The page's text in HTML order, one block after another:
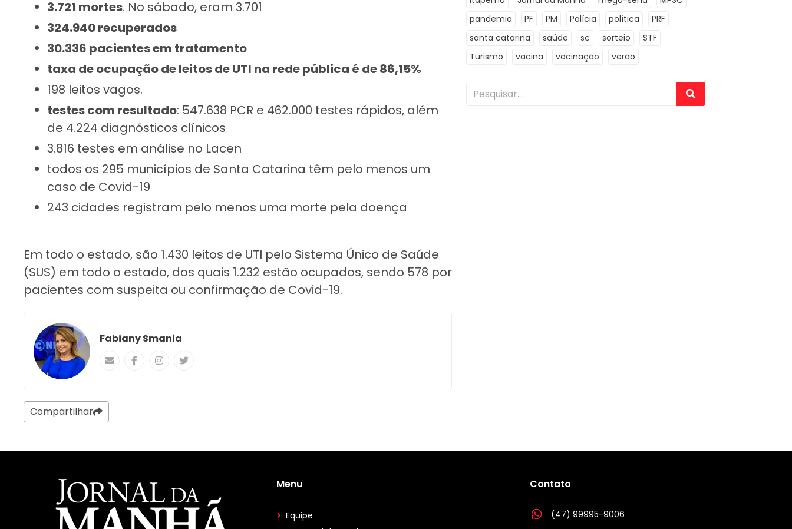
3.721 mortes. No sábado, eram 3.701
324.940 recuperados
30.336 pacientes em tratamento
taxa de ocupação de leitos de UTI na rede pública é de 86,15%
198 leitos vagos.
testes com resultado: 547.638 PCR e 462.000 testes rápidos, além
de 4.224 diagnósticos clínicos
3.816 testes em análise no Lacen
todos os 295 municípios de Santa Catarina têm pelo menos um
caso de Covid-19
243 cidades registram pelo menos uma morte pela doença
Em todo o estado, são 1.430 leitos de UTI pelo Sistema Único de Saúde
(SUS) em todo o estado, dos quais 1.232 estão ocupados, sendo 578 por
pacientes com suspeita ou confirmação de Covid-19.
Fabiany Smania
Compartilhar
pandemia
PF PM Polícia política
PRF
santa catarina
saúde sc sorteio
STF
Turismo
vacina vacinação verão
Menu
Equipe
Contato
(47) 99995-9006